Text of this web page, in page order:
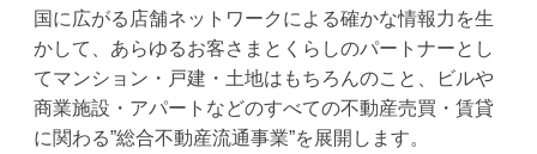
国に広がる店舗ネットワークによる確かな情報力を生
かして、あらゆるお客さまとくらしのパートナーとし
てマンション・戸建・土地はもちろんのこと、ビルや
商業施設・アパートなどのすべての不動産売買・賃貸
に関わる”総合不動産流通事業”を展開します。